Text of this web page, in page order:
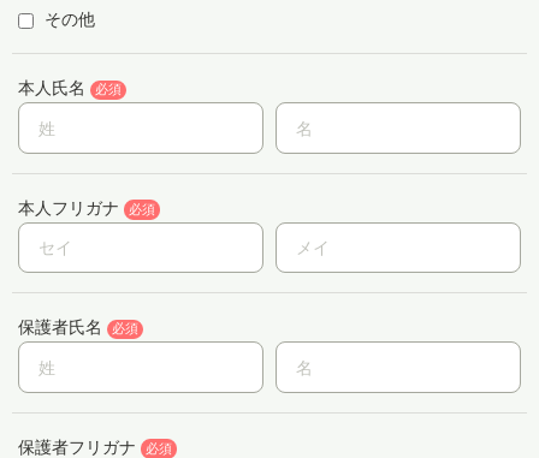
教員ブログ
在校生・保護者・卒業生の方へ
その他
本人氏名 必須
本人フリガナ 必須
保護者氏名 必須
保護者フリガナ 必須